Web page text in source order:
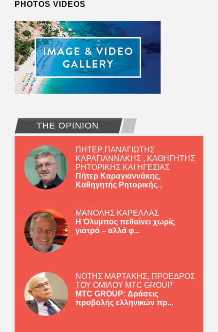
PHOTOS VIDEOS
THE OPINION
ΠΗΤΕΡ ΠΑΝΑΓΙΩΤΗΣ
ΚΑΡΑΓΙΑΝΝΑΚΗΣ , ΚΑΘΗΓΗΤΗΣ
ΡΗΤΟΡΙΚΗΣ ΚΑΙ ΗΓΕΣΙΑΣ
Πήτερ Καραγιαννάκης,
Καθηγητής Ρητορικής...
ΜΑΝΟΛΗΣ ΚΑΡΕΛΛΑΣ
Η Όλυμπος πεθαίνει χωρίς
γιατρό – αλλά φ...
ΝΟΤΗΣ ΜΑΡΤΑΚΗΣ, ΠΡΟΕΔΡΟΣ
ΤΟΥ ΟΜΙΛΟΥ MTC GROUP
MTC GROUP: Δράσεις
προβολής ελληνικών πρ...